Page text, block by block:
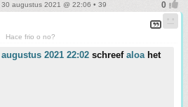
30 augustus 2021 @ 22:06 • 39
Hace frio o no?
2021 22:02 schreef aloahet